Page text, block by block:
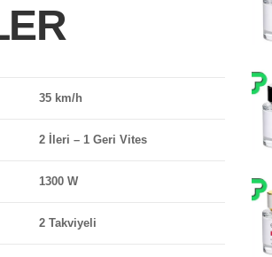
35 km/h
2 İleri – 1 Geri Vites
1300 W
2 Takviyeli